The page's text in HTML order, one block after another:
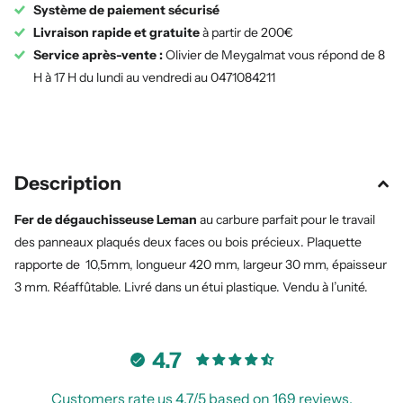
Système de paiement sécurisé
Livraison rapide et gratuiteà partir de 200€
Service après-vente :Olivier de Meygalmat vous répond de 8
H à 17 H du lundi au vendredi au 0471084211
Description
Fer de dégauchisseuse Leman au carbure parfait pour le travail
des panneaux plaqués deux faces ou bois précieux. Plaquette
rapporte de 10,5mm, longueur 420 mm, largeur 30 mm, épaisseur
3 mm. Réaffûtable. Livré dans un étui plastique. Vendu à l’unité.
4.7
Customers rate us 4.7/5 based on 169 reviews.